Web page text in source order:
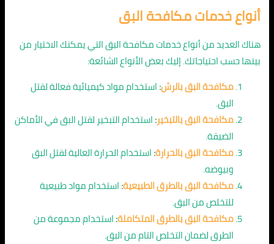
أنواع خدمات مكافحة البق
هناك العديد من أنواع خدمات مكافحة البق التي يمكنك الاختيار من
بينها حسب احتياجاتك. إليك بعض الأنواع الشائعة:
مكافحة البق بالرش:استخدام مواد كيميائية فعالة لقتل
البق.
مكافحة البق بالتبخير:استخدام التبخير لقتل البق في الأماكن
الضيقة.
مكافحة البق بالحرارة:استخدام الحرارة العالية لقتل البق
وبيوضه.
مكافحة البق بالطرق الطبيعية:استخدام مواد طبيعية
للتخلص من البق.
مكافحة البق بالطرق المتكاملة:استخدام مجموعة من
الطرق لضمان التخلص التام من البق.